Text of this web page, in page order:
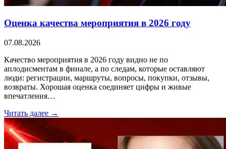
Оценка качества мероприятия в 2026 году
07.08.2026
Качество мероприятия в 2026 году видно не по
аплодисментам в финале, а по следам, которые оставляют
люди: регистрации, маршруты, вопросы, покупки, отзывы,
возвраты. Хорошая оценка соединяет цифры и живые
впечатления…
Читать далее →